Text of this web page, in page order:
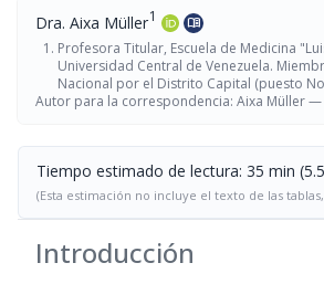
Dra. Aixa Müller1 menu_book
Profesora Titular, Escuela de Medicina
Universidad Central de Venezuela.
Nacional por el Distrito Capital (puesto
Autor para la correspondencia: Aixa Müller —
Tiempo estimado de lectura: 35 min
(Esta estimación no incluye el texto de las
Introducción